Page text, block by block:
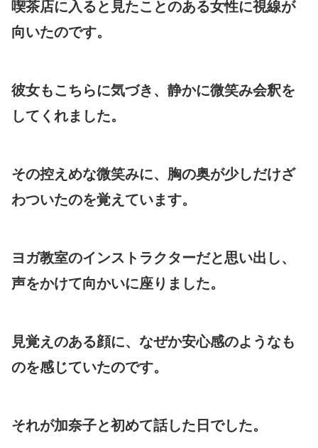
喫茶店に入ると見たことのある女性に視線が
向いたのです。
彼女もこちらに気づき、静かに微笑み会釈を
してくれました。
その控えめな微笑みに、胸の奥が少しだけざ
わついたのを覚えています。
ヨガ教室のインストラクターだと思い出し、
声をかけて向かいに座りました。
見覚えのある顔に、なぜか安心感のようなも
のを感じていたのです。
それが加奈子と初めて話した日でした。